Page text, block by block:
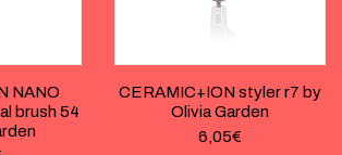
NANO
brush 54
CERAMIC+ION styler r7 by
Olivia Garden
6,05€